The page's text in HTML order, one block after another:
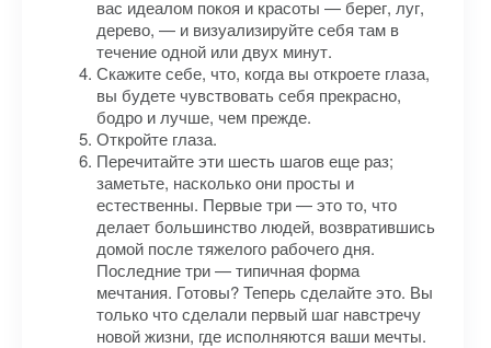
вас идеалом покоя и красоты — берег, луг,
дерево, — и визуализируйте себя там в
течение одной или двух минут.
Скажите себе, что, когда вы откроете глаза,
вы будете чувствовать себя прекрасно,
бодро и лучше, чем прежде.
Откройте глаза.
Перечитайте эти шесть шагов еще раз;
заметьте, насколько они просты и
естественны. Первые три — это то, что
делает большинство людей, возвратившись
домой после тяжелого рабочего дня.
Последние три — типичная форма
мечтания. Готовы? Теперь сделайте это. Вы
только что сделали первый шаг навстречу
новой жизни, где исполняются ваши мечты.